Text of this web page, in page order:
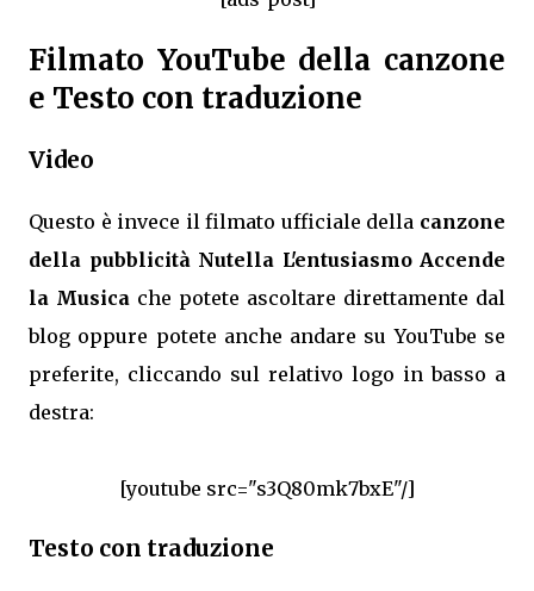
Filmato YouTube della canzone
e Testo con traduzione
Video
Questo è invece il filmato ufficiale della canzone
della pubblicità Nutella L'entusiasmo Accende
la Musica che potete ascoltare direttamente dal
blog oppure potete anche andare su YouTube se
preferite, cliccando sul relativo logo in basso a
destra:
[youtube src="s3Q80mk7bxE"/]
Testo con traduzione